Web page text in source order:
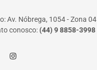
Av. Nóbrega, 1054 - Zona 04
conosco: (44) 9 8858-3998
Instagram